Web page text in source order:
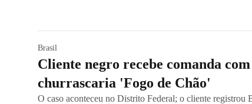
Brasil
Cliente negro recebe comanda
churrascaria 'Fogo de Chão'
O caso aconteceu no Distrito Federal; o cliente registrou